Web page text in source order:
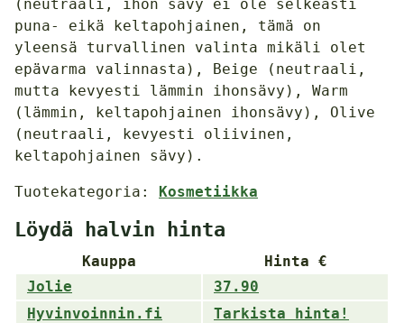
(neutraali, ihon sävy ei ole selkeästi
puna- eikä keltapohjainen, tämä on
yleensä turvallinen valinta mikäli olet
epävarma valinnasta), Beige (neutraali,
mutta kevyesti lämmin ihonsävy), Warm
(lämmin, keltapohjainen ihonsävy), Olive
(neutraali, kevyesti oliivinen,
keltapohjainen sävy).
Tuotekategoria: Kosmetiikka
Löydä halvin hinta
Kauppa
Hinta €
Jolie
37.90
Hyvinvoinnin.fi
Tarkista hinta!